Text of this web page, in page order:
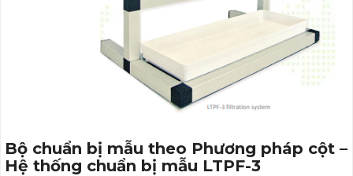
Bộ chuẩn bị mẫu theo Phương pháp cột –
Hệ thống chuẩn bị mẫu LTPF-3